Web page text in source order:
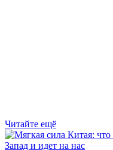
Читайте ещё